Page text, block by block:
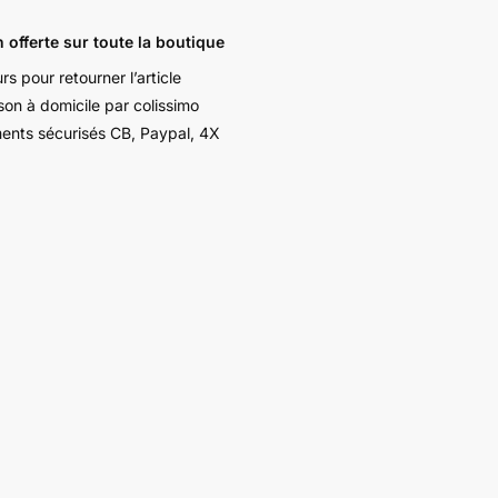
offerte sur toute la boutique
pour retourner l’article
à domicile par colissimo
sécurisés CB, Paypal, 4X